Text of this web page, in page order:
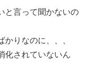
と言って聞かないの
りなのに、、、
化されていないん